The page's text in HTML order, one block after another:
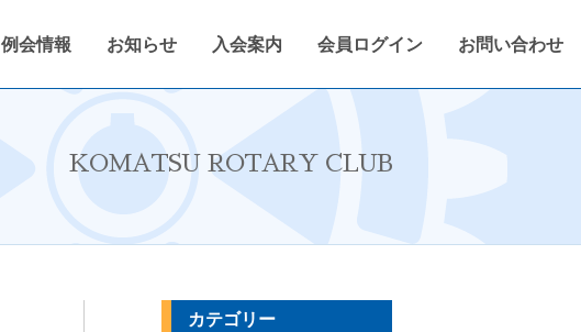
例会情報 お知らせ 入会案内 会員ログイン お問い合わせ
KOMATSU ROTARY CLUB
カテゴリー